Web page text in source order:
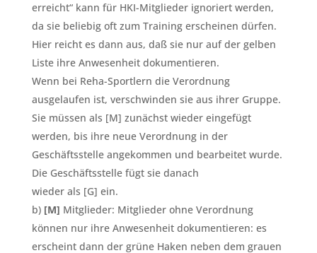
erreicht“ kann für HKI-Mitglieder ignoriert werden,
da sie beliebig oft zum Training erscheinen dürfen.
Hier reicht es dann aus, daß sie nur auf der gelben
Liste ihre Anwesenheit dokumentieren.
Wenn bei Reha-Sportlern die Verordnung
ausgelaufen ist, verschwinden sie aus ihrer Gruppe.
Sie müssen als [M] zunächst wieder eingefügt
werden, bis ihre neue Verordnung in der
Geschäftsstelle angekommen und bearbeitet wurde.
Die Geschäftsstelle fügt sie danach
wieder als [G] ein.
b) [M] Mitglieder: Mitglieder ohne Verordnung
können nur ihre Anwesenheit dokumentieren: es
erscheint dann der grüne Haken neben dem grauen